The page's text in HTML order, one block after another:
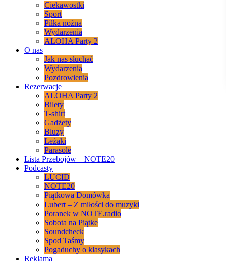
Ciekawostki
Sport
Piłka nożna
Wydarzenia
ALOHA Party 2
O nas
Jak nas słuchać
Wydarzenia
Pozdrowienia
Rezerwacje
ALOHA Party 2
Bilety
T-shirt
Gadżety
Bluzy
Leżaki
Parasole
Lista Przebojów – NOTE20
Podcasty
LUCID
NOTE20
Piątkowa Domówka
Lubert – Z miłości do muzyki
Poranek w NOTE.radio
Sobota na Piątke
Soundcheck
Spod Taśmy
Pogaduchy o klasykach
Reklama